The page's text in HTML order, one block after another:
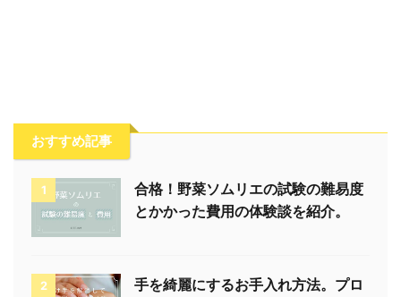
おすすめ記事
1
合格！野菜ソムリエの試験の難易度
とかかった費用の体験談を紹介。
2
手を綺麗にするお手入れ方法。プロ